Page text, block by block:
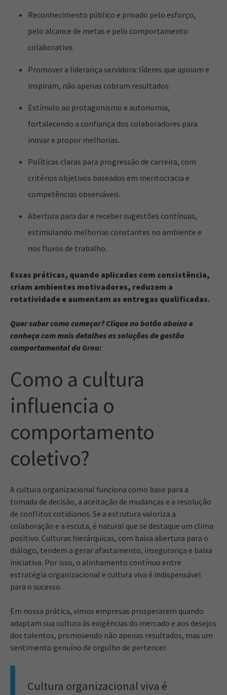
Reconhecimento público e privado pelo esforço,
pelo alcance de metas e pelo comportamento
colaborativo.
Promover a liderança servidora: líderes que apoiam e
inspiram, não apenas cobram resultados.
Estímulo ao protagonismo e autonomia,
fortalecendo a confiança dos colaboradores para
inovar e propor melhorias.
Políticas claras para progressão de carreira, com
critérios objetivos baseados em meritocracia e
competências observáveis.
Abertura para dar e receber sugestões contínuas,
estimulando melhorias constantes no ambiente e
nos fluxos de trabalho.
Essas práticas, quando aplicadas com consistência,
criam ambientes motivadores, reduzem a
rotatividade e aumentam as entregas qualificadas.
Quer saber como começar? Clique no botão abaixo e
conheça com mais detalhes as soluções de gestão
comportamental da Grou:
Como a cultura
influencia o
comportamento
coletivo?
A cultura organizacional funciona como base para a
tomada de decisão, a aceitação de mudanças e a resolução
de conflitos cotidianos. Se a estrutura valoriza a
colaboração e a escuta, é natural que se destaque um clima
positivo. Culturas hierárquicas, com baixa abertura para o
diálogo, tendem a gerar afastamento, insegurança e baixa
iniciativa. Por isso, o alinhamento contínuo entre
estratégia organizacional e cultura viva é indispensável
para o sucesso.
Em nossa prática, vimos empresas prosperarem quando
adaptam sua cultura às exigências do mercado e aos desejos
dos talentos, promovendo não apenas resultados, mas um
sentimento genuíno de orgulho de pertencer.
Cultura organizacional viva é